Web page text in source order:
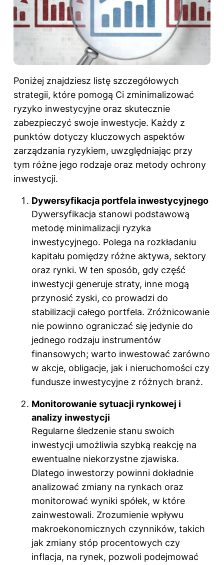
Poniżej znajdziesz listę szczegółowych
strategii, które pomogą Ci zminimalizować
ryzyko inwestycyjne oraz skutecznie
zabezpieczyć swoje inwestycje. Każdy z
punktów dotyczy kluczowych aspektów
zarządzania ryzykiem, uwzględniając przy
tym różne jego rodzaje oraz metody ochrony
inwestycji.
Dywersyfikacja portfela inwestycyjnego
Dywersyfikacja stanowi podstawową
metodę minimalizacji ryzyka
inwestycyjnego. Polega na rozkładaniu
kapitału pomiędzy różne aktywa, sektory
oraz rynki. W ten sposób, gdy część
inwestycji generuje straty, inne mogą
przynosić zyski, co prowadzi do
stabilizacji całego portfela. Zróżnicowanie
nie powinno ograniczać się jedynie do
jednego rodzaju instrumentów
finansowych; warto inwestować zarówno
w akcje, obligacje, jak i nieruchomości czy
fundusze inwestycyjne z różnych branż.
Monitorowanie sytuacji rynkowej i
analizy inwestycji
Regularne śledzenie stanu swoich
inwestycji umożliwia szybką reakcję na
ewentualne niekorzystne zjawiska.
Dlatego inwestorzy powinni dokładnie
analizować zmiany na rynkach oraz
monitorować wyniki spółek, w które
zainwestowali. Zrozumienie wpływu
makroekonomicznych czynników, takich
jak zmiany stóp procentowych czy
inflacja, na rynek, pozwoli podejmować